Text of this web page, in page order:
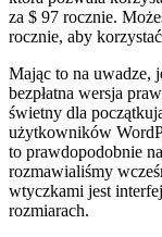
za $ 97 rocznie.
rocznie, aby
Mając to na uwadze,
bezpłatna wersja
świetny dla
użytkowników
to prawdopodobnie
rozmawialiśmy
wtyczkami jest
rozmiarach.